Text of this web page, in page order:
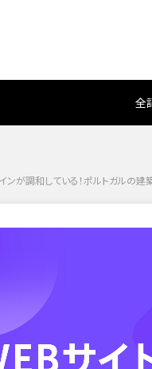
全
ンが調和している！ポルトガルの